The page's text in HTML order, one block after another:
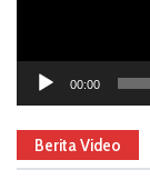
00:00
Berita Video